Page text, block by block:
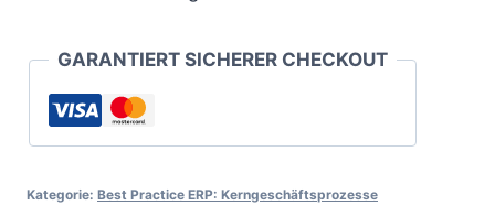
MengeGARANTIERT SICHERER CHECKOUT
Kategorie: Best Practice ERP: Kerngeschäftsprozesse